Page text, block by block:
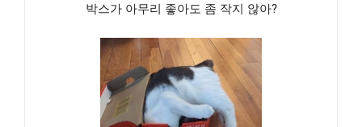
박스가 아무리 좋아도 좀 작지 않아?